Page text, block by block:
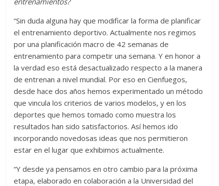
“Sin duda alguna hay que modificar la forma de planificar
el entrenamiento deportivo. Actualmente nos regimos
por una planificación macro de 42 semanas de
entrenamiento para competir una semana. Y en honor a
la verdad eso está desactualizado respecto a la manera
de entrenan a nivel mundial. Por eso en Cienfuegos,
desde hace dos años hemos experimentado un método
que vincula los criterios de varios modelos, y en los
deportes que hemos tomado como muestra los
resultados han sido satisfactorios. Así hemos ido
incorporando novedosas ideas que nos permitieron
estar en el lugar que exhibimos actualmente.
“Y desde ya pensamos en otro cambio para la próxima
etapa, elaborado en colaboración a la Universidad del